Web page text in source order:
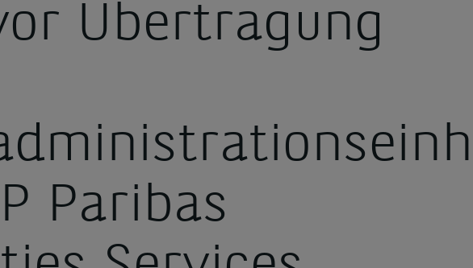
Übertragung
Paribas